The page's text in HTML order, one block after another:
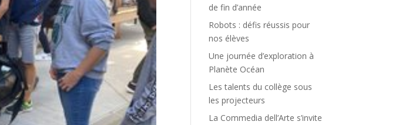
de fin d’année
Robots : défis réussis pour
nos élèves
Une journée d’exploration à
Planète Océan
Les talents du collège sous
les projecteurs
La Commedia dell’Arte s’invite